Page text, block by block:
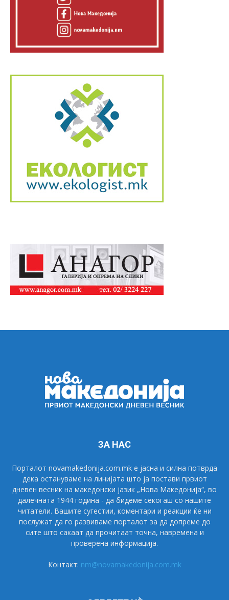
ЗА НАС
Порталот novamakedonija.com.mk е јасна и силна потврда
дека остануваме на линијата што ја постави првиот
дневен весник на македонски јазик „Нова Македонија“, во
далечната 1944 година - да бидеме секогаш со нашите
читатели. Вашите сугестии, коментари и реакции ќе ни
послужат да го развиваме порталот за да допреме до
сите што сакаат да прочитаат точна, навремена и
проверена информација.
Контакт: nm@novamakedonija.com.mk